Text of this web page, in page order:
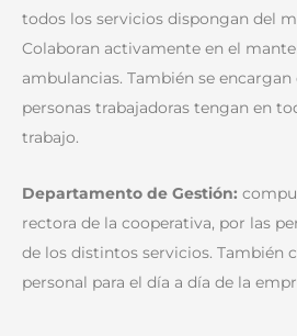
todos los servicios dispongan del
Colaboran activamente en el
ambulancias. También se
personas trabajadoras tengan en
trabajo.
Departamento de Gestión:
rectora de la cooperativa, por las
de los distintos servicios. También
personal para el día a día de la